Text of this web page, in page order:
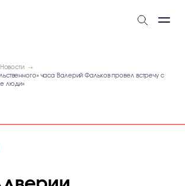
Новости
часа Валерий Фальков провел встречу с
люди»